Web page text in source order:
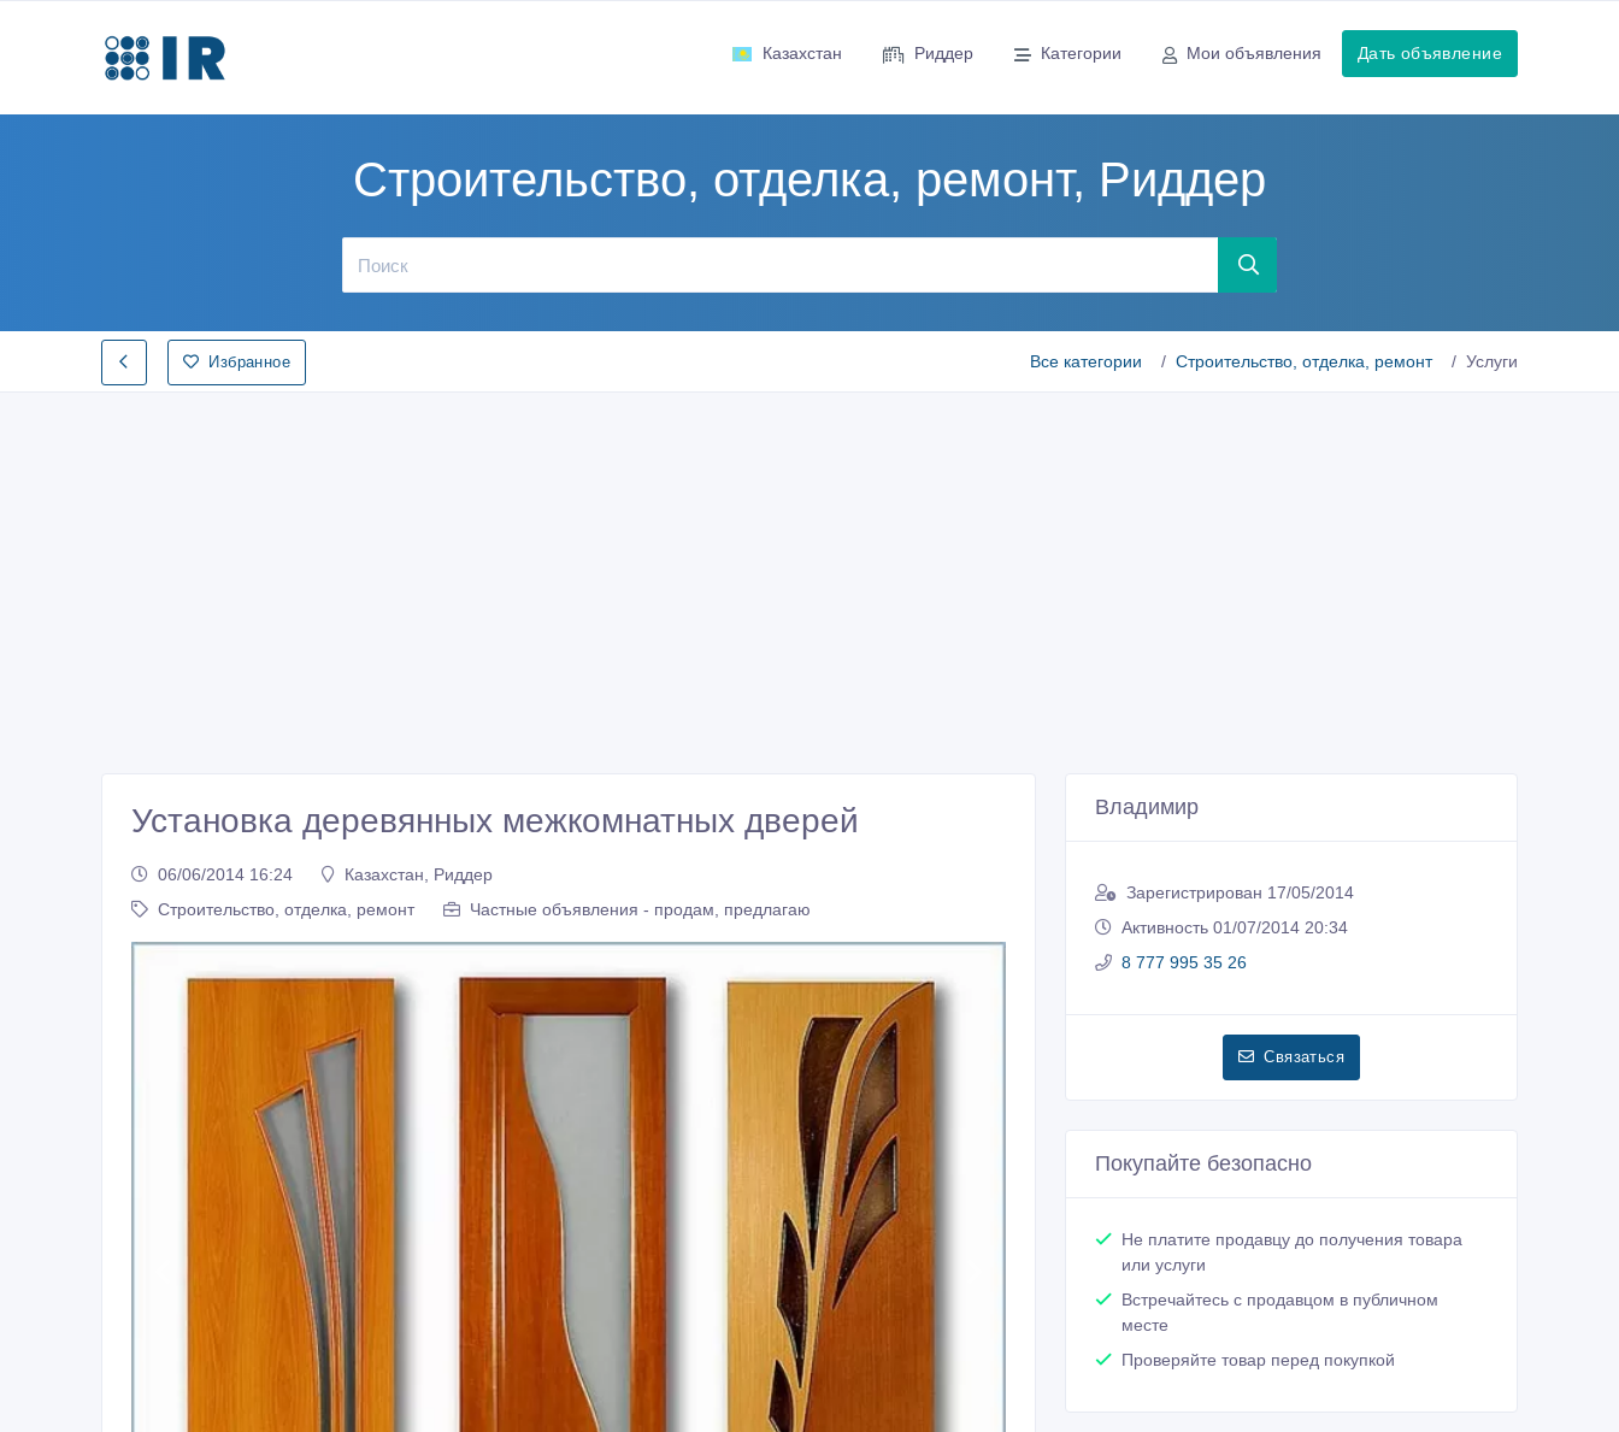
Казахстан Риддер Категории Мои объявления Дать объявление
Строительство, отделка, ремонт, Риддер
Избранное Все категории Строительство, отделка, ремонт Услуги
Установка деревянных межкомнатных дверей
06/06/2014 16:24
Казахстан, Риддер
Строительство, отделка, ремонт
Частные объявления - продам, предлагаю
Владимир
Зарегистрирован 17/05/2014
Активность 01/07/2014 20:34
8 777 995 35 26
Связаться
Покупайте безопасно
Не платите продавцу до получения товара
или услуги
Встречайтесь с продавцом в публичном
месте
Проверяйте товар перед покупкой